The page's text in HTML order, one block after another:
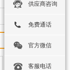
供应商咨询
免费通话
官方微信
客服电话